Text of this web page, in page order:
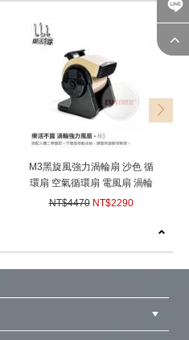
M3黑旋風強力渦輪扇 沙色 循
環扇 空氣循環扇 電風扇 渦輪
收納袋可加購
NT$4470 NT$2290
next
next